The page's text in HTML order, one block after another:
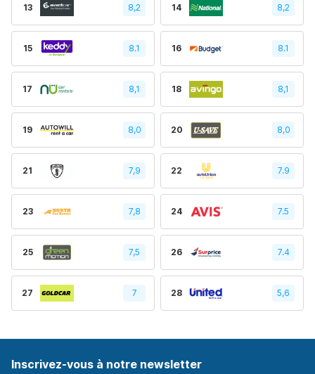
13 8,2 14 8,2
15 8.1 16 8.1
17 8,1 18 8,1
19 8,0 20 8,0
21 7,9 22 7.9
23 7,8 24 7.5
25 7,5 26 7.4
27 7 28 5,6
Inscrivez-vous à notre newsletter